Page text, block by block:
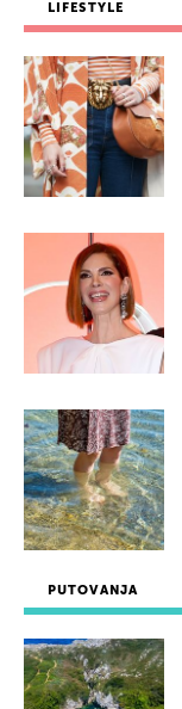
PUTOVANJA
LIFESTYLE